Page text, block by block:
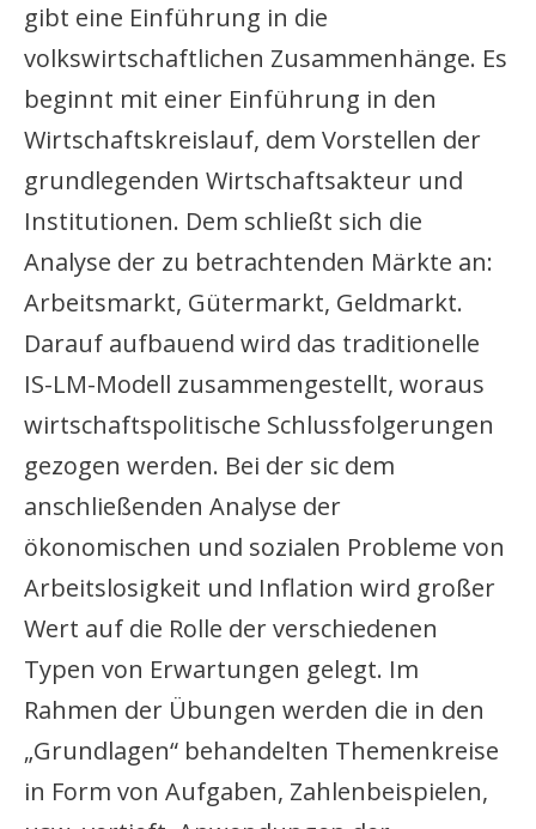
gibt eine Einführung in die
volkswirtschaftlichen Zusammenhänge. Es
beginnt mit einer Einführung in den
Wirtschaftskreislauf, dem Vorstellen der
grundlegenden Wirtschaftsakteur und
Institutionen. Dem schließt sich die
Analyse der zu betrachtenden Märkte an:
Arbeitsmarkt, Gütermarkt, Geldmarkt.
Darauf aufbauend wird das traditionelle
IS-LM-Modell zusammengestellt, woraus
wirtschaftspolitische Schlussfolgerungen
gezogen werden. Bei der sic dem
anschließenden Analyse der
ökonomischen und sozialen Probleme von
Arbeitslosigkeit und Inflation wird großer
Wert auf die Rolle der verschiedenen
Typen von Erwartungen gelegt. Im
Rahmen der Übungen werden die in den
„Grundlagen“ behandelten Themenkreise
in Form von Aufgaben, Zahlenbeispielen,